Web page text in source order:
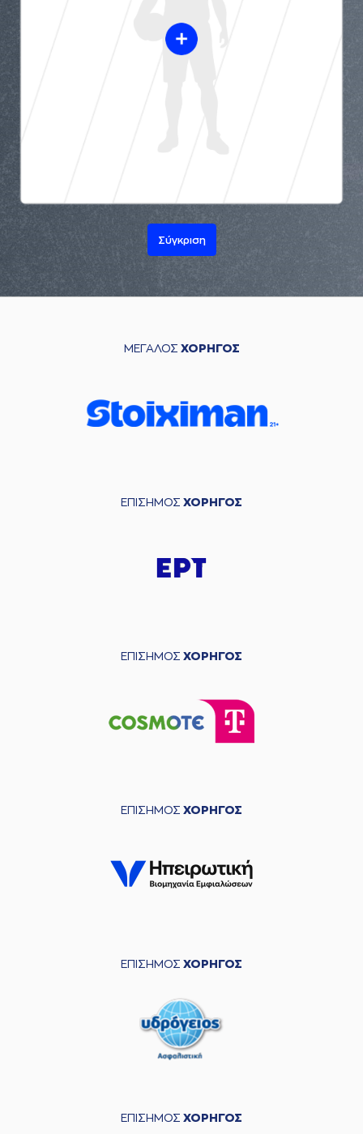
Σύγκριση
ΜΕΓΑΛΟΣ ΧΟΡΗΓΟΣ
ΕΠΙΣΗΜΟΣ ΧΟΡΗΓΟΣ
ΕΠΙΣΗΜΟΣ ΧΟΡΗΓΟΣ
ΕΠΙΣΗΜΟΣ ΧΟΡΗΓΟΣ
ΕΠΙΣΗΜΟΣ ΧΟΡΗΓΟΣ
ΕΠΙΣΗΜΟΣ ΧΟΡΗΓΟΣ